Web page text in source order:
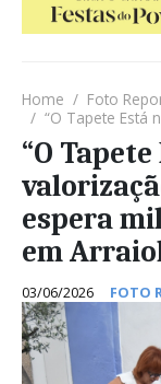
Home Foto
“O Tapete Está na Rua”
“O
espera
em
03/06/2026 FOTO